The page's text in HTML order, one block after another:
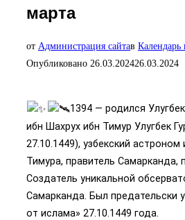
марта
от Администрация сайтав Календарь
Опубликовано 26.03.202426.03.2024
1394 — родился
ибн Шахрух ибн Тимур Улугбек
27.10.1449), узбекский астроном
Тимура, правитель Самарканда,
Создатель уникальной
Самарканда. Был предательски
от ислама» 27.10.1449 года.